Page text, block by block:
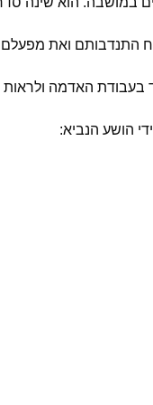
התנדבותם ואת מפעלם
בעבודת האדמה
הושע הנביא: